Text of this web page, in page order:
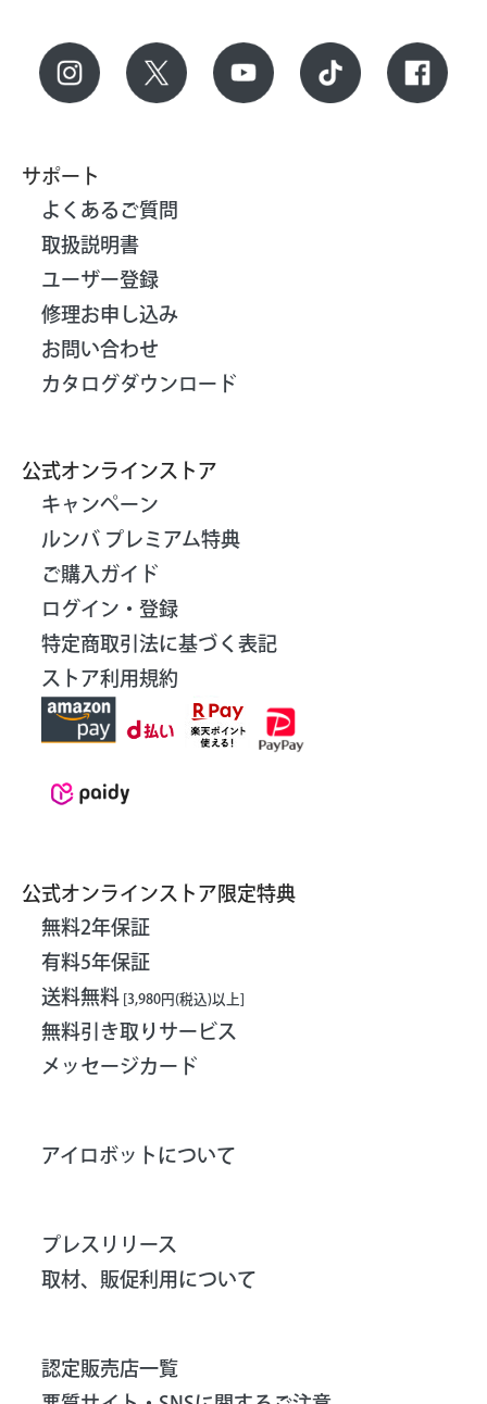
サポート
よくあるご質問
取扱説明書
ユーザー登録
修理お申し込み
お問い合わせ
カタログダウンロード
公式オンラインストア
キャンペーン
ルンバ プレミアム特典
ご購入ガイド
ログイン・登録
特定商取引法に基づく表記
ストア利用規約
公式オンラインストア限定特典
無料2年保証
有料5年保証
送料無料 [3,980円(税込)以上]
無料引き取りサービス
メッセージカード
アイロボットについて
プレスリリース
取材、販促利用について
認定販売店一覧